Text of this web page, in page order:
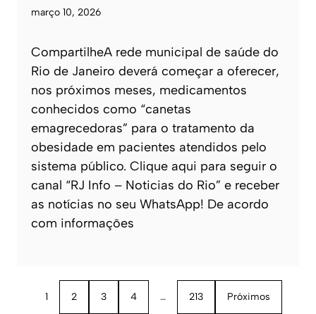
março 10, 2026
CompartilheA rede municipal de saúde do
Rio de Janeiro deverá começar a oferecer,
nos próximos meses, medicamentos
conhecidos como “canetas
emagrecedoras” para o tratamento da
obesidade em pacientes atendidos pelo
sistema público. Clique aqui para seguir o
canal “RJ Info – Noticias do Rio” e receber
as notícias no seu WhatsApp! De acordo
com informações
1 2 3 4 … 213 Próximos